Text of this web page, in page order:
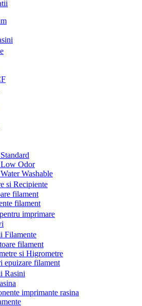
Odor
Washable
si Recipiente
filament
filament
imprimare
Filamente
filament
si Higrometre
epuizare filament
Rasini
imprimante rasina